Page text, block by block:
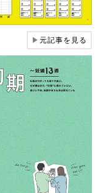
▶元記事を見る